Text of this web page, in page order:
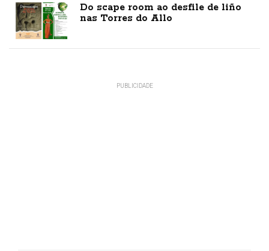
Do scape room ao desfile de liño
nas Torres do Allo